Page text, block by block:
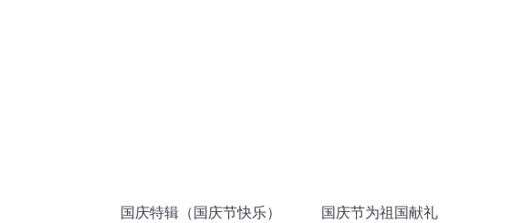
国庆特辑（国庆节快乐） 国庆节为祖国献礼